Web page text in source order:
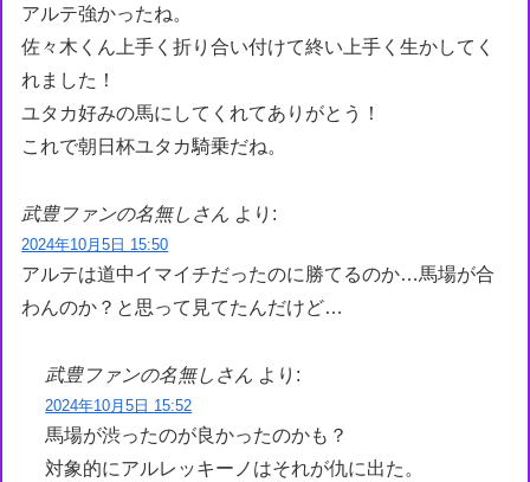
アルテ強かったね。
佐々木くん上手く折り合い付けて終い上手く生かしてく
れました！
ユタカ好みの馬にしてくれてありがとう！
これで朝日杯ユタカ騎乗だね。
武豊ファンの名無しさん より:
2024年10月5日 15:50
アルテは道中イマイチだったのに勝てるのか…馬場が合
わんのか？と思って見てたんだけど…
武豊ファンの名無しさん より:
2024年10月5日 15:52
馬場が渋ったのが良かったのかも？
対象的にアルレッキーノはそれが仇に出た。